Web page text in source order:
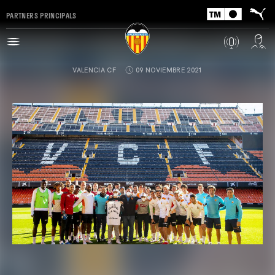
PARTNERS PRINCIPALS
VALENCIA CF 09 NOVIEMBRE 2021